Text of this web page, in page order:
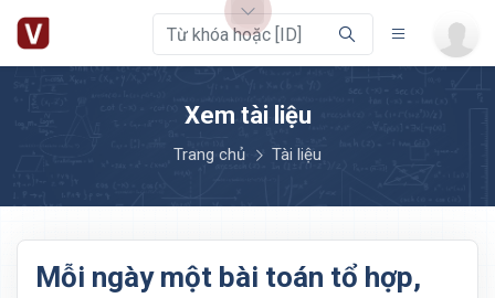
Xem tài liệu
Trang chủ Tài liệu
Mỗi ngày một bài toán tổ hợp,